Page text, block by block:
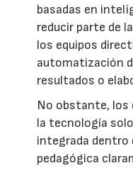
basadas en
reducir parte de
los equipos
automatización
resultados o
No obstante, los
la tecnología
integrada dentro
pedagógica